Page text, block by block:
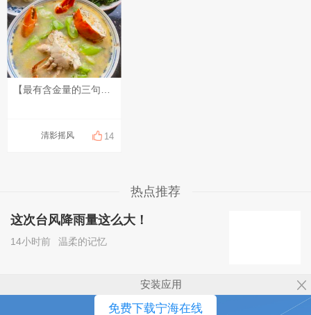
【最有含金量的三句话】 1、最顶级的家族关系 "关起门来，给彼此撑腰，而不是打开门来让别人看笑话"。 2．最顶级的夫妻关系 "合起伙来对付这个世界，而不是关起门来为难彼此"。 3．最顶级的亲子关系 "和孩子站在一起去解决问题，而不是和问题站在一起去解决孩子"。
清影摇风 14
热点推荐
这次台风降雨量这么大！
14小时前 温柔的记忆
安装应用
免费下载宁海在线